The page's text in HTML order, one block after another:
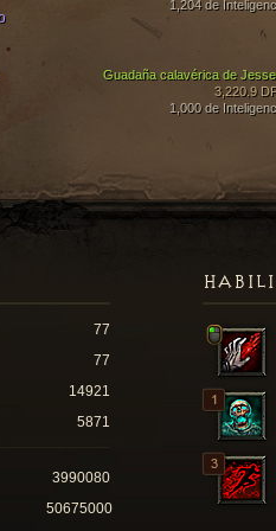
1,204 de
Guadaña calavérica de
3,220.9
1,000 de
77
77
14921
5871
3990080
50675000